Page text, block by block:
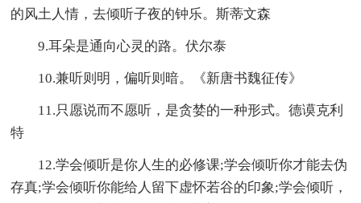
的风土人情，去倾听子夜的钟乐。斯蒂文森
9.耳朵是通向心灵的路。伏尔泰
10.兼听则明，偏听则暗。《新唐书魏征传》
11.只愿说而不愿听，是贪婪的一种形式。德谟克利
特
12.学会倾听是你人生的必修课;学会倾听你才能去伪
存真;学会倾听你能给人留下虚怀若谷的印象;学会倾听，